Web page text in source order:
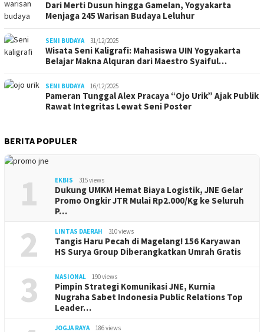
Dari Merti Dusun hingga Gamelan, Yogyakarta
Menjaga 245 Warisan Budaya Leluhur
SENI BUDAYA 31/12/2025
Wisata Seni Kaligrafi: Mahasiswa UIN Yogyakarta
Belajar Makna Alquran dari Maestro Syaiful…
SENI BUDAYA 16/12/2025
Pameran Tunggal Alex Pracaya “Ojo Urik” Ajak Publik
Rawat Integritas Lewat Seni Poster
BERITA POPULER
1 EKBIS 315 views
Dukung UMKM Hemat Biaya Logistik, JNE Gelar
Promo Ongkir JTR Mulai Rp2.000/Kg ke Seluruh
P…
2 LINTAS DAERAH 310 views
Tangis Haru Pecah di Magelang! 156 Karyawan
HS Surya Group Diberangkatkan Umrah Gratis
3 NASIONAL 190 views
Pimpin Strategi Komunikasi JNE, Kurnia
Nugraha Sabet Indonesia Public Relations Top
Leader…
JOGJA RAYA 186 views